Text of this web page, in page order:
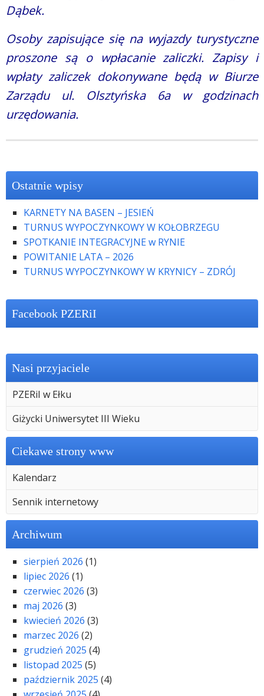
Dąbek.
Osoby zapisujące się na wyjazdy turystyczne
proszone są o wpłacanie zaliczki. Zapisy i
wpłaty zaliczek dokonywane będą w Biurze
Zarządu ul. Olsztyńska 6a w godzinach
urzędowania.
Ostatnie wpisy
KARNETY NA BASEN – JESIEŃ
TURNUS WYPOCZYNKOWY W KOŁOBRZEGU
SPOTKANIE INTEGRACYJNE w RYNIE
POWITANIE LATA – 2026
TURNUS WYPOCZYNKOWY W KRYNICY – ZDRÓJ
Facebook PZERiI
Nasi przyjaciele
PZERiI w Ełku
Giżycki Uniwersytet III Wieku
Ciekawe strony www
Kalendarz
Sennik internetowy
Archiwum
sierpień 2026 (1)
lipiec 2026 (1)
czerwiec 2026 (3)
maj 2026 (3)
kwiecień 2026 (3)
marzec 2026 (2)
grudzień 2025 (4)
listopad 2025 (5)
październik 2025 (4)